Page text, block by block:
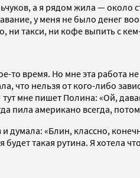
а я рядом жила —
у меня не было денег
ни такси, ни кофе выпить с
то время. Но мне эта работа
что нельзя от кого-либо
мне пишет Полина: «Ой,
пила американо всегда,
думала: «Блин, классно,
такая рутина. Я хотела